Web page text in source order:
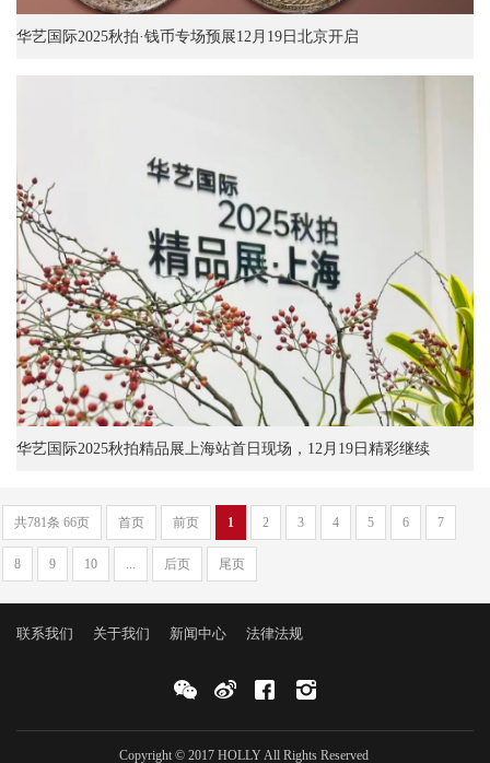
华艺国际2025秋拍·钱币专场预展12月19日北京开启
华艺国际2025秋拍精品展上海站首日现场，12月19日精彩继续
共781条 66页 首页 前页 1 2 3 4 5 6 7
8 9 10 后页 尾页
联系我们 关于我们 新闻中心 法律法规
Copyright © 2017 HOLLY All Rights Reserved